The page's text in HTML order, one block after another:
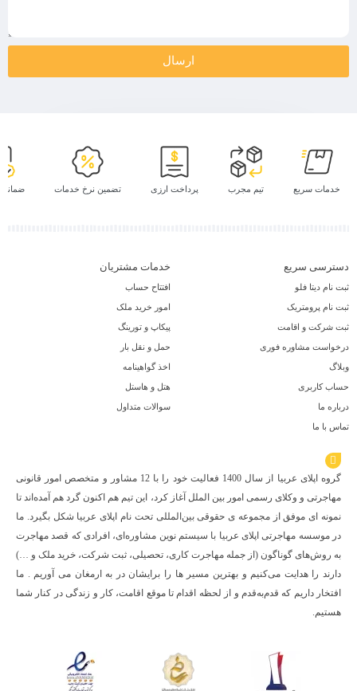
ارسال
خدمات سریع تیم مجرب پرداخت ارزی تضمین نرخ خدمات ضمانت
دسترسی سریع
ثبت نام دیتا فلو
ثبت نام پرومتریک
ثبت شرکت و اقامت
درخواست مشاوره فوری
وبلاگ
حساب کاربری
درباره ما
تماس با ما
خدمات مشتریان
افتتاح حساب
امور خرید ملک
پیکاپ و تورینگ
حمل و نقل بار
اخذ گواهینامه
هتل و هاستل
سوالات متداول
گروه اپلای عربیا از سال 1400 فعالیت خود را با 12 مشاور و متخصص امور قانونی
مهاجرتی و وکلای رسمی امور بین الملل آغاز کرد، این تیم هم اکنون گرد هم آمده‌اند تا
نمونه ای موفق از مجموعه ی حقوقی بین‌المللی تحت نام اپلای عربیا شکل بگیرد. ما
در موسسه مهاجرتی اپلای عربیا با سیستم نوین مشاوره‌ای، افرادی که قصد مهاجرت
به روش‌های گوناگون (از جمله مهاجرت کاری، تحصیلی، ثبت شرکت، خرید ملک و …)
دارند را هدایت می‌کنیم و بهترین مسیر ها را برایشان در به ارمغان می آوریم . ما
افتخار داریم که قدم‌به‌قدم و از لحظه اقدام تا موقع اقامت، کار و زندگی در کنار شما
هستیم.